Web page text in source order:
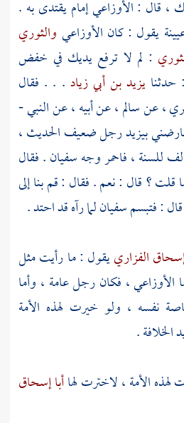
، قال :الأوزاعيإمام يقتدى به .
يقول : كان الأوزاعي والثوري
: لم لا ترفع يديك في خفض
يزيد بن أبي زياد . . . فقال
، عنسالم، عن أبيه ، عن النبي -
بيزيدرجل ضعيف الحديث ،
للسنة ، فاحمر وجهسفيان. فقال
؟ قال : نعم . فقال : قم بنا إلى
: فتبسمسفيانلما رآه قد احتد .
الفزارييقول : ما رأيت مثل
الأوزاعي، فكان رجل عامة ، وأما
نفسه ، ولو خيرت لهذه الأمة
الخلافة .
الأمة ، لاخترت لهاأبا إسحاق